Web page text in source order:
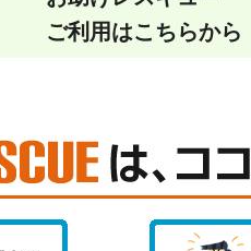
ご利用はこちらから